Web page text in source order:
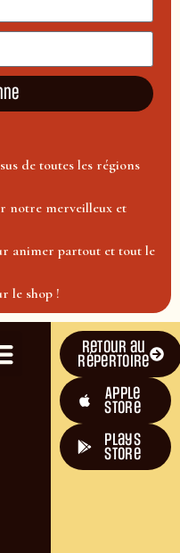
de toutes les régions
notre merveilleux et
animer partout et tout le
le shop !
Retour au
répertoire
Apple
Store
plays
store